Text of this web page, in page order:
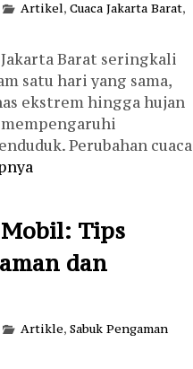
Artikel, Cuaca Jakarta Barat,
Barat seringkali
satu hari yang sama,
ekstrem hingga hujan
Perubahan cuaca
Mobil: Tips
dan
Artikle, Sabuk Pengaman